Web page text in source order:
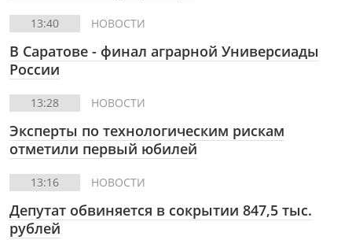
13:40 НОВОСТИ
В Саратове - финал аграрной Универсиады
России
13:28 НОВОСТИ
Эксперты по технологическим рискам
отметили первый юбилей
13:16 НОВОСТИ
Депутат обвиняется в сокрытии 847,5 тыс.
рублей